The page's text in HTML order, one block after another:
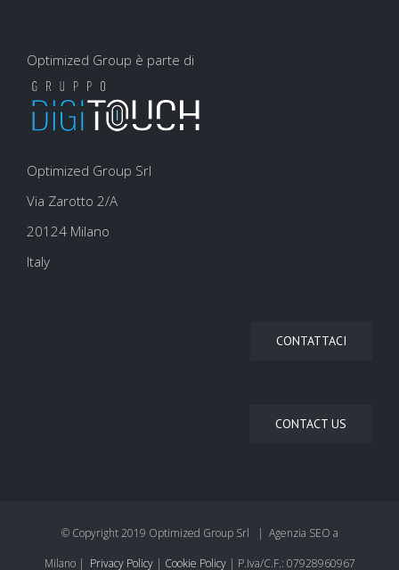
Optimized Group è parte di
Optimized Group Srl
Via Zarotto 2/A
20124 Milano
Italy
CONTATTACI
CONTACT US
© Copyright 2019 Optimized Group Srl | Agenzia SEO a
Milano | Privacy Policy| Cookie Policy| P.Iva/C.F.: 07928960967